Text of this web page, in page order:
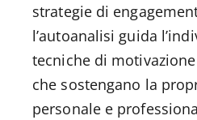
strategie di
l’autoanalisi guida
tecniche di
che sostengano la
personale e